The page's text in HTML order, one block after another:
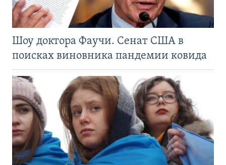
Шоу доктора Фаучи. Сенат США в
поисках виновника пандемии ковида